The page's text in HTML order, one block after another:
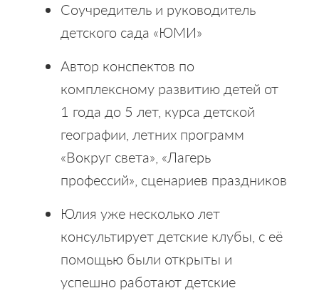
Соучредитель и руководитель
детского сада «ЮМИ»
Автор конспектов по
комплексному развитию детей от
1 года до 5 лет, курса детской
географии, летних программ
«Вокруг света», «Лагерь
профессий», сценариев праздников
Юлия уже несколько лет
консультирует детские клубы, с её
помощью были открыты и
успешно работают детские